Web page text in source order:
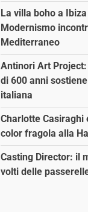
La villa boho a
Modernismo
Mediterraneo
Antinori Art
di 600 anni
italiana
Charlotte Casiraghi
color fragola alla
Casting Director: il
volti delle